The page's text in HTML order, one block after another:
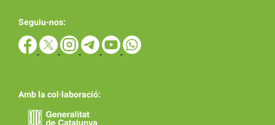
Seguiu-nos:
Amb la col·laboració: